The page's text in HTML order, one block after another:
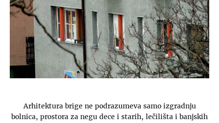
Arhitektura brige ne podrazumeva samo izgradnju
bolnica, prostora za negu dece i starih, lečilišta i banjskih